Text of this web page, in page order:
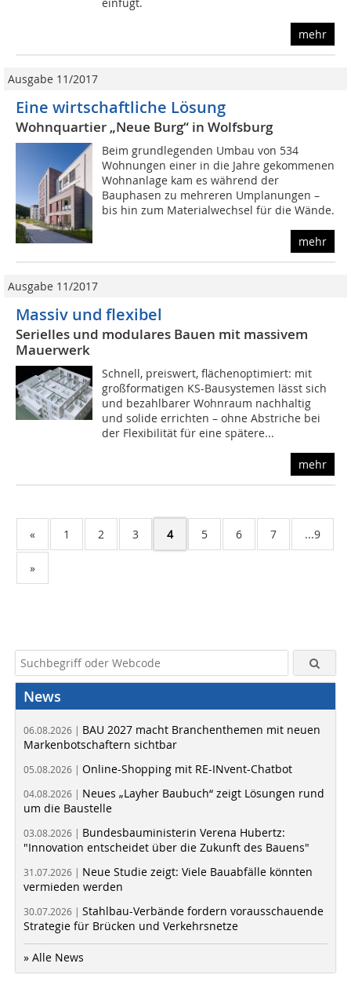
mehr
Ausgabe 11/2017
Eine wirtschaftliche Lösung
Wohnquartier „Neue Burg“ in Wolfsburg
Beim grundlegenden Umbau von 534
Wohnungen einer in die Jahre gekommenen
Wohnanlage kam es während der
Bauphasen zu mehreren Umplanungen –
bis hin zum Materialwechsel für die Wände.
mehr
Ausgabe 11/2017
Massiv und flexibel
Serielles und modulares Bauen mit massivem
Mauerwerk
Schnell, preiswert, flächenoptimiert: mit
großformatigen KS-Bausystemen lässt sich
und bezahlbarer Wohnraum nachhaltig
und solide errichten – ohne Abstriche bei
der Flexibilität für eine spätere...
mehr
« 1 2 3 4 5 6 7 ...9
»
News
06.08.2026 | BAU 2027 macht Branchenthemen mit neuen
Markenbotschaftern sichtbar
05.08.2026 | Online-Shopping mit RE-INvent-Chatbot
04.08.2026 | Neues „Layher Baubuch“ zeigt Lösungen rund
um die Baustelle
03.08.2026 | Bundesbauministerin Verena Hubertz:
"Innovation entscheidet über die Zukunft des Bauens"
31.07.2026 | Neue Studie zeigt: Viele Bauabfälle könnten
vermieden werden
30.07.2026 | Stahlbau-Verbände fordern vorausschauende
Strategie für Brücken und Verkehrsnetze
» Alle News